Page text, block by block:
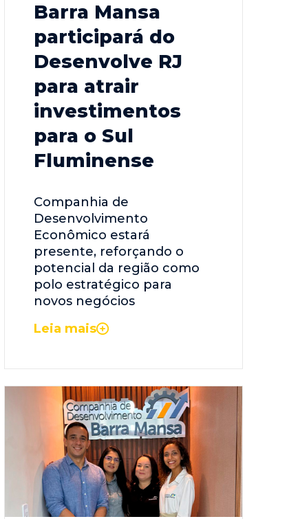
Barra Mansa
participará do
Desenvolve RJ
para atrair
investimentos
para o Sul
Fluminense
Companhia de
Desenvolvimento
Econômico estará
presente, reforçando o
potencial da região como
polo estratégico para
novos negócios
Leia mais